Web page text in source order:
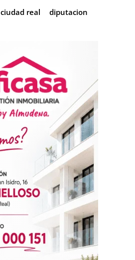
ciudad real diputacion